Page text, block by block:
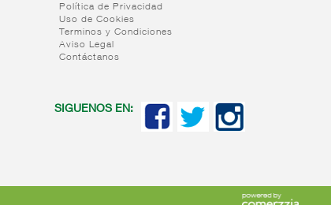
Política de Privacidad
Uso de Cookies
Terminos y Condiciones
Aviso Legal
Contáctanos
SIGUENOS EN: